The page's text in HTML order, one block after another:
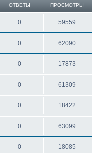
ОТВЕТЫ ПРОСМОТРЫ
0 59559
0 62090
0 17873
0 61309
0 18422
0 63099
0 18085